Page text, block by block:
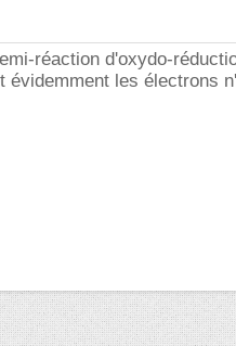
réaction d'oxydo-
évidemment les électrons